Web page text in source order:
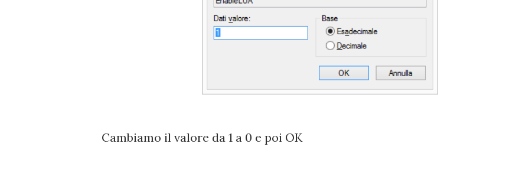
Cambiamo il valore da 1 a 0 e poi OK